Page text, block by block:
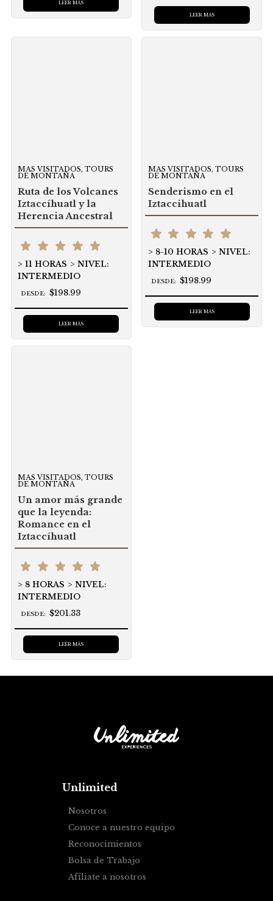
LEER MÁS
LEER MÁS
MAS VISITADOS, TOURS
DE MONTAÑA
Ruta de los Volcanes
Iztaccíhuatl y la
Herencia Ancestral
11 HORAS
NIVEL:
INTERMEDIO
DESDE: $198.99
LEER MÁS
MAS VISITADOS, TOURS
DE MONTAÑA
Senderismo en el
Iztaccihuatl
8-10 HORAS
NIVEL:
INTERMEDIO
DESDE: $198.99
LEER MÁS
MAS VISITADOS, TOURS
DE MONTAÑA
Un amor más grande
que la leyenda:
Romance en el
Iztaccíhuatl
8 HORAS
NIVEL:
INTERMEDIO
DESDE: $201.33
LEER MÁS
Unlimited
Nosotros
Conoce a nuestro equipo
Reconocimientos
Bolsa de Trabajo
Afíliate a nosotros